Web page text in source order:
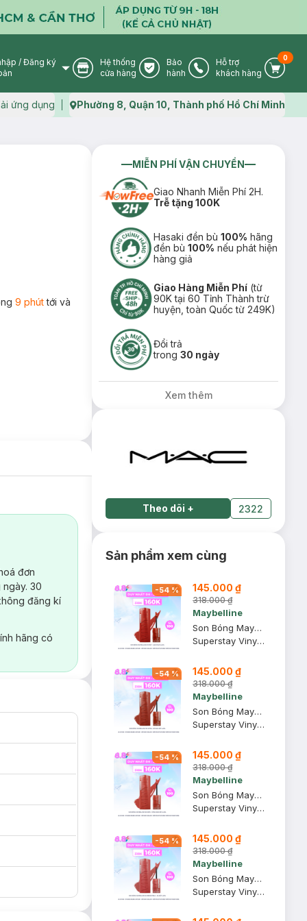
User Icon
/ Đăng ký
Store Icon
Hệ thống
cửa hàng
Warranty Icon
Bảo
hành
Phone Icon
Hỗ trợ
khách hàng
Cart
0
ứng dụng Map icon
Phường 8, Quận 10, Thành phố Hồ Chí Minh
9 phúttới và
đơn
30
đăng kí
hãng có
MIỄN PHÍ VẬN CHUYỂN
Giao Nhanh Miễn Phí 2H.
Trễ tặng 100K
Hasaki đền bù100% hãng
đền bù100% nếu phát hiện
hàng giả
Giao Hàng Miễn Phí (từ
90K tại 60 Tỉnh Thành trừ
huyện, toàn Quốc từ 249K)
Đổi trả
trong30 ngày
Xem thêm
Theo dõi + 2322
Sản phẩm xem cùng
-54% 145.000 ₫
318.000 ₫
Maybelline
Son Bóng Maybelline 61 Risky - Gạch Đun 4.2ml
Superstay Vinyl Ink
-54% 145.000 ₫
318.000 ₫
Maybelline
Son Bóng Maybelline 130 Extra - Đỏ Nâu Đất 4.2ml
Superstay Vinyl Ink
-54% 145.000 ₫
318.000 ₫
Maybelline
Son Bóng Maybelline 125 Keen - Hồng Đào Đất 4.2ml
Superstay Vinyl Ink
-54% 145.000 ₫
318.000 ₫
Maybelline
Son Bóng Maybelline 62 Irresistible – Da Đất 4.2ml
Superstay Vinyl Ink